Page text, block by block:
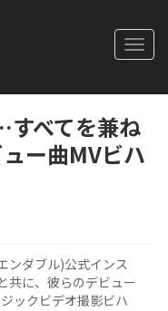
べてを兼ね
ー曲MVビハ
ンダブル)公式インス
共に、彼らのデビュー
ックビデオ撮影ビハ